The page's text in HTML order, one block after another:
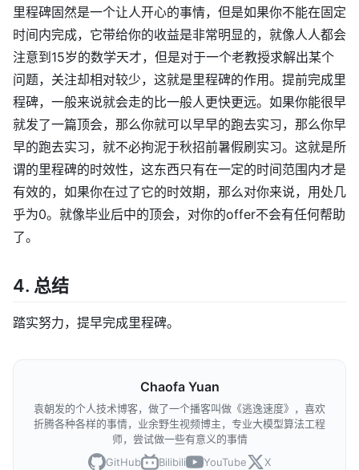
里程碑固然是一个让人开心的事情，但是如果你不能在固定
时间内完成，它带给你的收益是非常明显的，就像人人都会
注意到15岁的数学天才，但是对于一个老教授求解出某个
问题，关注却相对较少，这就是里程碑的作用。提前完成里
程碑，一般来说就会走的比一般人更快更远。如果你能很早
就发了一篇顶会，那么你就可以早早的跑去实习，那么你早
早的跑去实习，就不必拘泥于秋招前暑假刷实习。这就是所
谓的里程碑的时效性，这东西只有在一定的时间范围内才是
有效的，如果你在过了它的时效期，那么对你来说，用处几
乎为0。就像毕业后中的顶会，对你的offer不会有任何帮助
了。
4. 总结
踏实努力，提早完成里程碑。
Chaofa Yuan
袁朝发的个人技术博客，做了一个播客叫做《逃逸速度》，喜欢
折腾各种各样的事情，业余野生视频博主，专业大模型算法工程
师，尝试做一些有意义的事情
GitHub
Bilibili YouTube X